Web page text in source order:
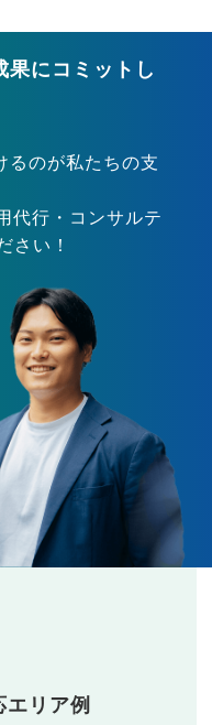
果にコミットし
るのが私たちの支
代行・コンサルテ
さい！
リア例